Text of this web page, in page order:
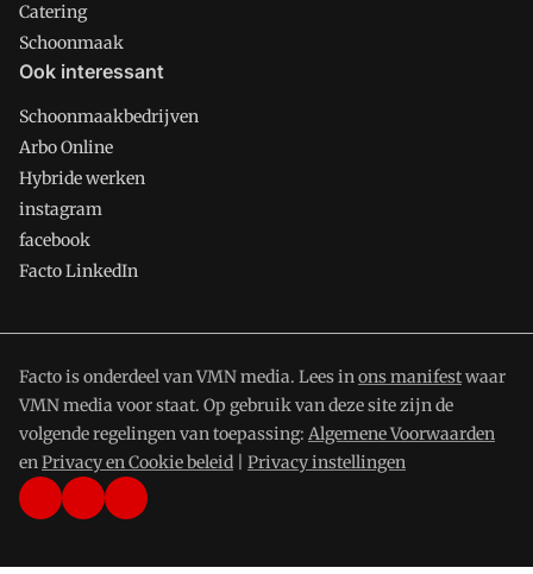
Catering
Schoonmaak
Ook interessant
Schoonmaakbedrijven
Arbo Online
Hybride werken
instagram
facebook
Facto LinkedIn
Facto is onderdeel van VMN media. Lees inons manifestwaar
VMN media voor staat. Op gebruik van deze site zijn de
volgende regelingen van toepassing: Algemene Voorwaarden
enPrivacy en Cookie beleid Privacy instellingen